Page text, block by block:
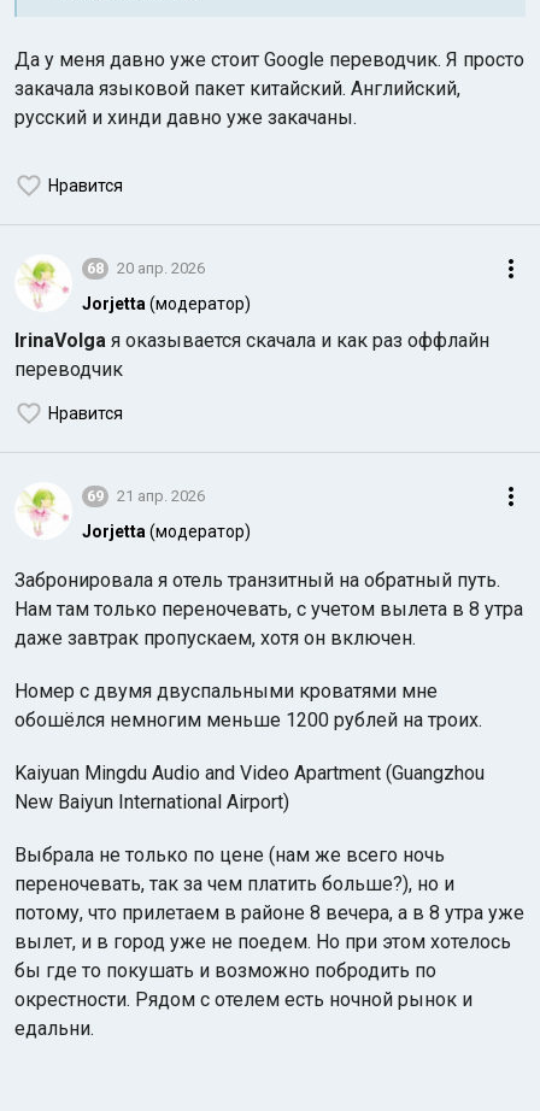
Да у меня давно уже стоит Google переводчик. Я просто
закачала языковой пакет китайский. Английский,
русский и хинди давно уже закачаны.
Нравится
68 20 апр. 2026
Jorjetta (модератор)
IrinaVolga я оказывается скачала и как раз оффлайн
переводчик
Нравится
69 21 апр. 2026
Jorjetta (модератор)
Забронировала я отель транзитный на обратный путь.
Нам там только переночевать, с учетом вылета в 8 утра
даже завтрак пропускаем, хотя он включен.
Номер с двумя двуспальными кроватями мне
обошёлся немногим меньше 1200 рублей на троих.
Kaiyuan Mingdu Audio and Video Apartment (Guangzhou
New Baiyun International Airport)
Выбрала не только по цене (нам же всего ночь
переночевать, так за чем платить больше?), но и
потому, что прилетаем в районе 8 вечера, а в 8 утра уже
вылет, и в город уже не поедем. Но при этом хотелось
бы где то покушать и возможно побродить по
окрестности. Рядом с отелем есть ночной рынок и
едальни.